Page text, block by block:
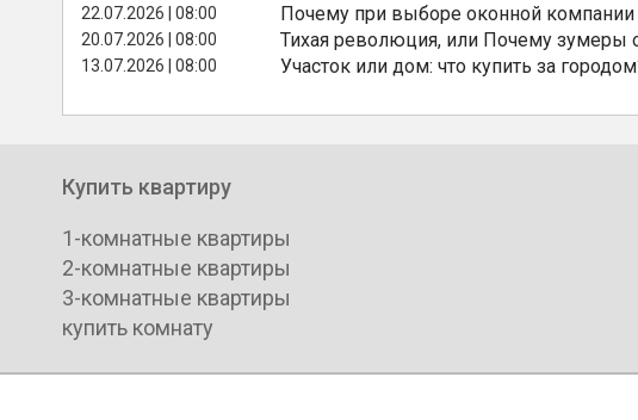
22.07.2026 | 08:00 Почему при выборе оконной
20.07.2026 | 08:00 Тихая революция, или Почему зумеры
13.07.2026 | 08:00 Участок или дом: что купить за
Купить квартиру
1-комнатные квартиры
2-комнатные квартиры
3-комнатные квартиры
купить комнату